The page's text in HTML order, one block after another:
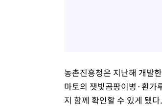
농촌진흥청은 지난해 개발
마토의 잿빛곰팡이병·흰가
지 함께 확인할 수 있게 됐다.